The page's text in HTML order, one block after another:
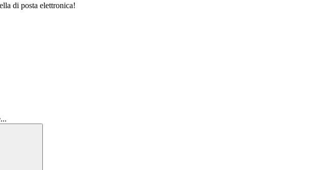
di posta elettronica!